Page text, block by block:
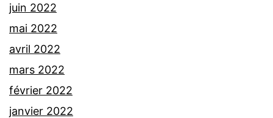
juin 2022
mai 2022
avril 2022
mars 2022
février 2022
janvier 2022